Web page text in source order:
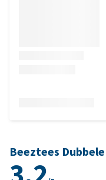
Beeztees